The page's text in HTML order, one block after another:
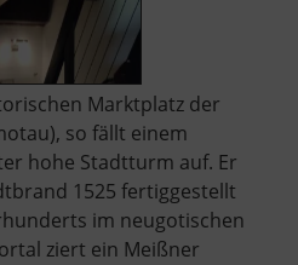
Marktplatz der
so fällt einem
hohe Stadtturm auf. Er
1525 fertiggestellt
im neugotischen
ziert ein Meißner